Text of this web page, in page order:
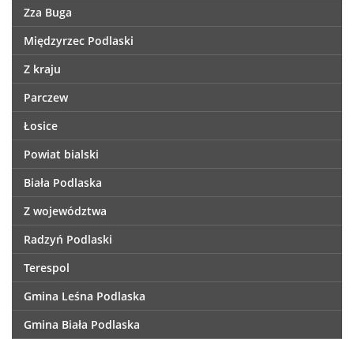
Zza Buga
Międzyrzec Podlaski
Z kraju
Parczew
Łosice
Powiat bialski
Biała Podlaska
Z województwa
Radzyń Podlaski
Terespol
Gmina Leśna Podlaska
Gmina Biała Podlaska